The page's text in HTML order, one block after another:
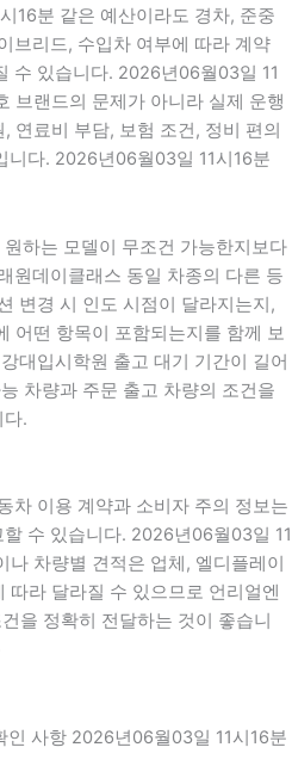
16분 같은 예산이라도 경차, 준중
브리드, 수입차 여부에 따라 계약
수 있습니다. 2026년06월03일 11
브랜드의 문제가 아니라 실제 운행
연료비 부담, 보험 조건, 정비 편의
니다. 2026년06월03일 11시16분
하는 모델이 무조건 가능한지보다
원데이클래스 동일 차종의 다른 등
변경 시 인도 시점이 달라지는지,
어떤 항목이 포함되는지를 함께 보
대입시학원 출고 대기 기간이 길어
차량과 주문 출고 차량의 조건을
.
차 이용 계약과 소비자 주의 정보는
수 있습니다. 2026년06월03일 11
나 차량별 견적은 업체, 엘디플레이
따라 달라질 수 있으므로 언리얼엔
을 정확히 전달하는 것이 좋습니
인 사항 2026년06월03일 11시16분